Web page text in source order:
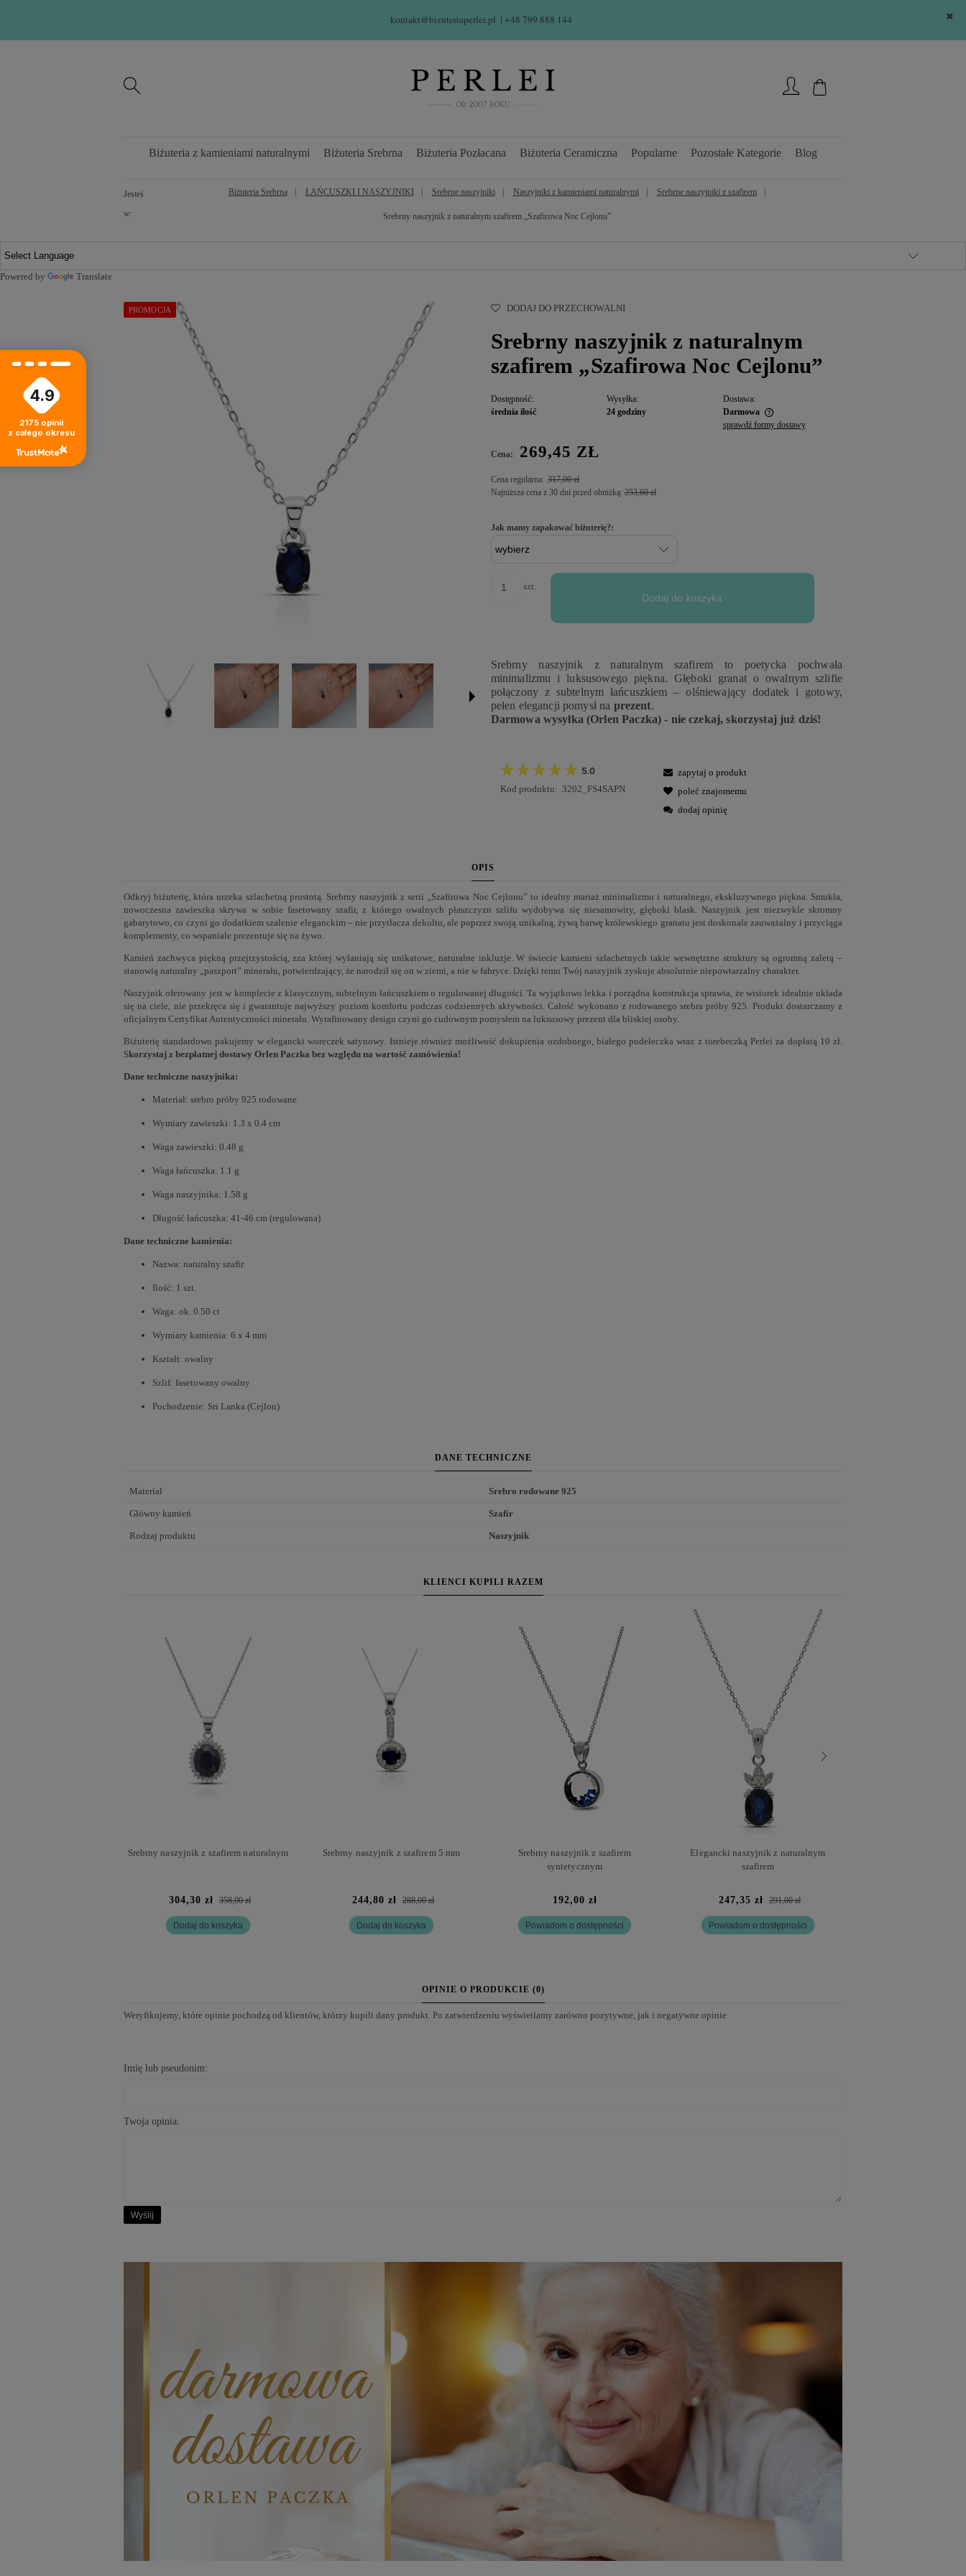
kontakt@bizuteriaperlei.pl | +48 799 888 144
Biżuteria z kamieniami naturalnymi Biżuteria Srebrna Biżuteria Pozłacana Biżuteria Ceramiczna Popularne Pozostałe Kategorie Blog
Jesteś
w:
Biżuteria Srebrna ŁAŃCUSZKI I NASZYJNIKI Srebrne naszyjniki Naszyjniki z kamieniami naturalnymi Srebrne naszyjniki z szafirem
Srebrny naszyjnik z naturalnym szafirem „Szafirowa Noc Cejlonu”
Powered by Translate
PROMOCJA DODAJ DO PRZECHOWALNI
Srebrny naszyjnik z naturalnym
szafirem „Szafirowa Noc Cejlonu”
Dostępność:
średnia ilość
Wysyłka:
24 godziny
Dostawa:
Darmowa
sprawdź formy dostawy
Cena: 269,45 ZŁ
Cena regularna: 317,00 zł
Najniższa cena z 30 dni przed obniżką:253,60 zł
Jak mamy zapakować biżuterię?:
szt.
Dodaj do koszyka
Srebrny naszyjnik z naturalnym szafirem to poetycka pochwała
minimalizmu i luksusowego piękna. Głęboki granat o owalnym szlifie
połączony z subtelnym łańcuszkiem – olśniewający dodatek i gotowy,
pełen elegancji pomysł na prezent.
Darmowa wysyłka (Orlen Paczka) - nie czekaj, skorzystaj już dziś!
5.0
Kod produktu: 3202_FS4SAPN
zapytaj o produkt
poleć znajomemu
dodaj opinię
OPIS
Odkryj biżuterię, która urzeka szlachetną prostotą. Srebrny naszyjnik z serii „Szafirowa Noc Cejlonu” to idealny mariaż minimalizmu i naturalnego, ekskluzywnego piękna. Smukła,
nowoczesna zawieszka skrywa w sobie fasetowany szafir, z którego owalnych płaszczyzn szlifu wydobywa się niesamowity, głęboki blask. Naszyjnik jest niezwykle skromny
gabarytowo, co czyni go dodatkiem szalenie eleganckim – nie przytłacza dekoltu, ale poprzez swoją unikalną, żywą barwę królewskiego granatu jest doskonale zauważalny i przyciąga
komplementy, co wspaniale prezentuje się na żywo.
Kamień zachwyca piękną przejrzystością, zza której wyłaniają się unikatowe, naturalne inkluzje. W świecie kamieni szlachetnych takie wewnętrzne struktury są ogromną zaletą –
stanowią naturalny „paszport” minerału, potwierdzający, że narodził się on w ziemi, a nie w fabryce. Dzięki temu Twój naszyjnik zyskuje absolutnie niepowtarzalny charakter.
Naszyjnik oferowany jest w komplecie z klasycznym, subtelnym łańcuszkiem o regulowanej długości. Ta wyjątkowo lekka i porządna konstrukcja sprawia, że wisiorek idealnie układa
się na ciele, nie przekręca się i gwarantuje najwyższy poziom komfortu podczas codziennych aktywności. Całość wykonano z rodowanego srebra próby 925. Produkt dostarczamy z
oficjalnym Certyfikat Autentyczności minerału. Wyrafinowany design czyni go cudownym pomysłem na luksusowy prezent dla bliskiej osoby.
Biżuterię standardowo pakujemy w elegancki woreczek satynowy. Istnieje również możliwość dokupienia ozdobnego, białego pudełeczka wraz z torebeczką Perlei za dopłatą 10 zł.
Skorzystaj z bezpłatnej dostawy Orlen Paczka bez względu na wartość zamówienia!
Dane techniczne naszyjnika:
Materiał: srebro próby 925 rodowane
Wymiary zawieszki: 1.3 x 0.4 cm
Waga zawieszki: 0.48 g
Waga łańcuszka: 1.1 g
Waga naszyjnika: 1.58 g
Długość łańcuszka: 41-46 cm (regulowana)
Dane techniczne kamienia:
Nazwa: naturalny szafir
Ilość: 1 szt.
Waga: ok. 0.50 ct
Wymiary kamienia: 6 x 4 mm
Kształt: owalny
Szlif: fasetowany owalny
Pochodzenie: Sri Lanka (Cejlon)
DANE TECHNICZNE
Materiał Srebro rodowane 925
Główny kamień Szafir
Rodzaj produktu Naszyjnik
KLIENCI KUPILI RAZEM
Srebrny naszyjnik z szafirem naturalnym
304,30 zł 358,00 zł
Dodaj do koszyka
Srebrny naszyjnik z szafirem 5 mm
244,80 zł 288,00 zł
Dodaj do koszyka
Srebrny naszyjnik z szafirem
syntetycznym
192,00 zł
Powiadom o dostępności
Elegancki naszyjnik z naturalnym
szafirem
247,35 zł 291,00 zł
Powiadom o dostępności
OPINIE O PRODUKCIE (0)
Weryfikujemy, które opinie pochodzą od klientów, którzy kupili dany produkt. Po zatwierdzeniu wyświetlamy zarówno pozytywne, jak i negatywne opinie
Imię lub pseudonim:
Twoja opinia:
Wyślij
4.9
2175 opinii
z całego okresu